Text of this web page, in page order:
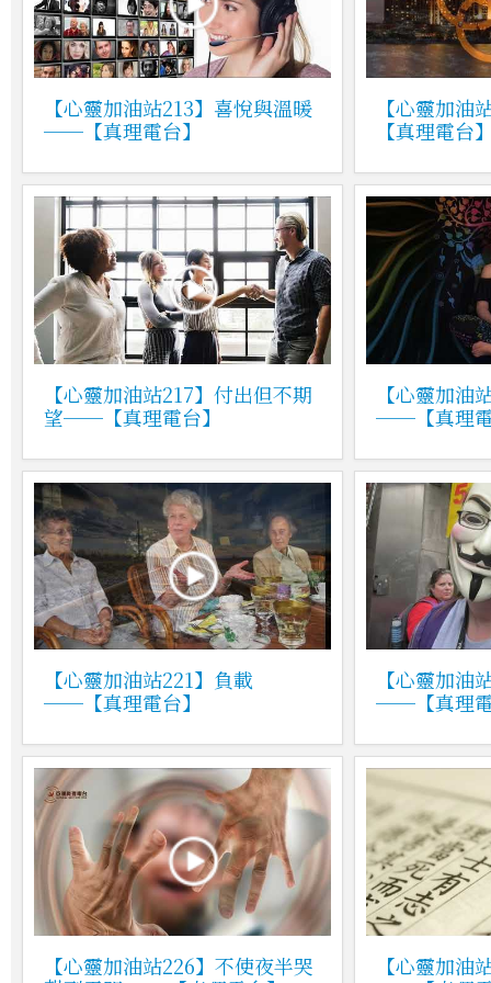
【心靈加油站213】喜悅與溫暖
──【真理電台】
【心靈加
【真理電台
【心靈加油站217】付出但不期
望──【真理電台】
【心靈加油
──【真理
【心靈加油站221】負載
──【真理電台】
【心靈加油
──【真理
【心靈加油站226】不使夜半哭
【心靈加油